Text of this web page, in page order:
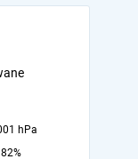
hPa
82%